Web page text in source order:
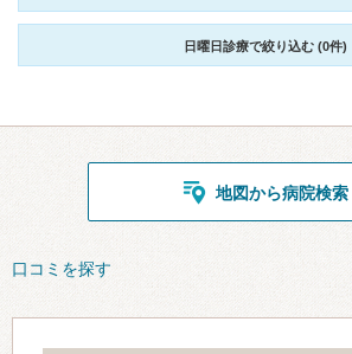
日曜日診療で絞り込む (0件)
地図から病院検索
口コミを探す